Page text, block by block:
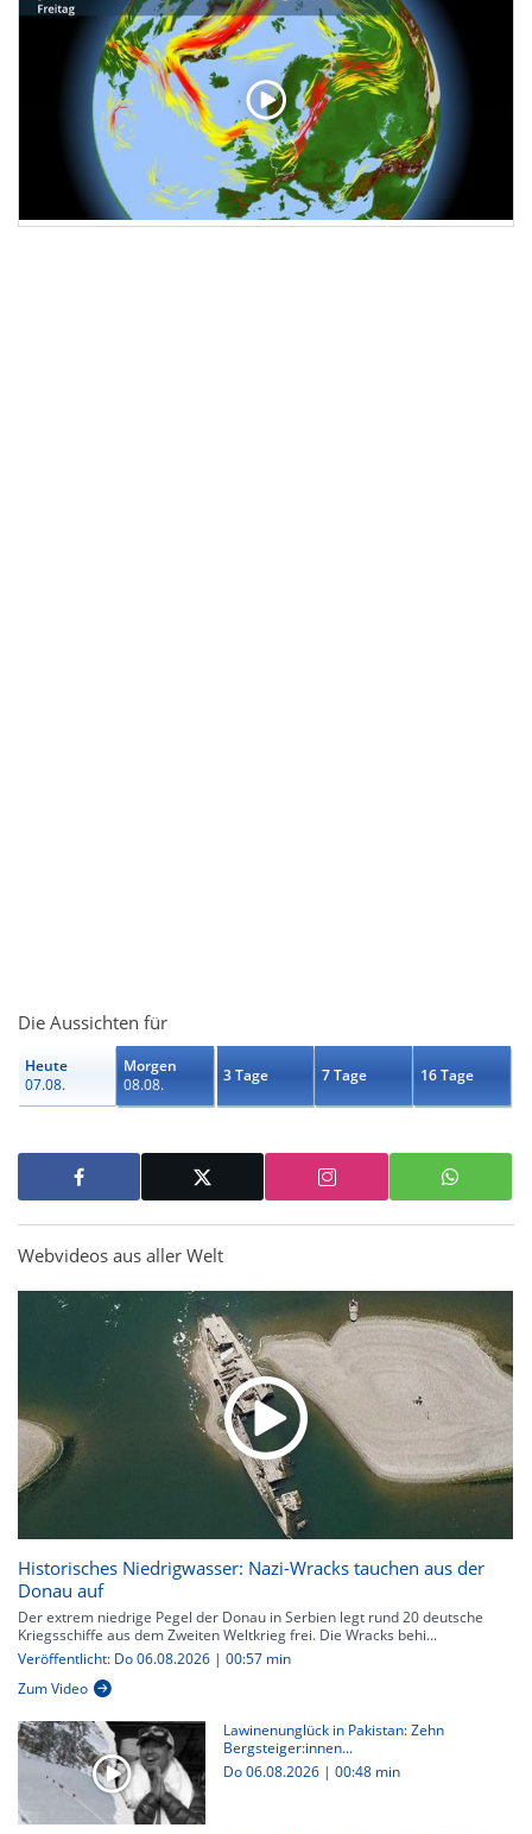
Die Aussichten für
Heute
07.08.
Morgen
08.08.
3 Tage 7 Tage 16 Tage
Webvideos aus aller Welt
Historisches Niedrigwasser: Nazi-Wracks tauchen aus der
Donau auf
Der extrem niedrige Pegel der Donau in Serbien legt rund 20 deutsche
Kriegsschiffe aus dem Zweiten Weltkrieg frei. Die Wracks behi...
Veröffentlicht: Do 06.08.2026 | 00:57 min
Zum Video
Lawinenunglück in Pakistan: Zehn
Bergsteiger:innen...
Do 06.08.2026 | 00:48 min